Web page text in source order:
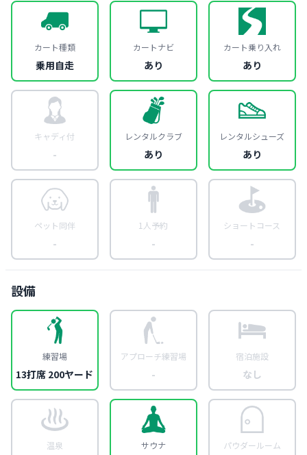
カート種類
乗用自走
カートナビ
あり
カート乗り入れ
あり
キャディ付
-
レンタルクラブ
あり
レンタルシューズ
あり
ペット同伴
-
1人予約
-
ショートコース
-
設備
練習場
13打席 200ヤード
アプローチ練習場
-
宿泊施設
なし
温泉 サウナ パウダールーム